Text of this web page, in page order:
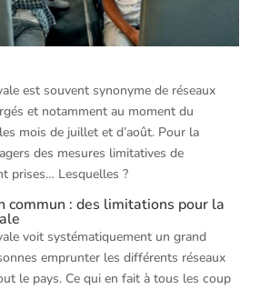
est souvent synonyme de réseaux
et notamment au moment du
mois de juillet et d’août. Pour la
des mesures limitatives de
prises… Lesquelles ?
commun : des limitations pour la
voit systématiquement un grand
emprunter les différents réseaux
le pays. Ce qui en fait à tous les coup